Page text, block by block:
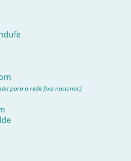
para a rede fixa nacional.)